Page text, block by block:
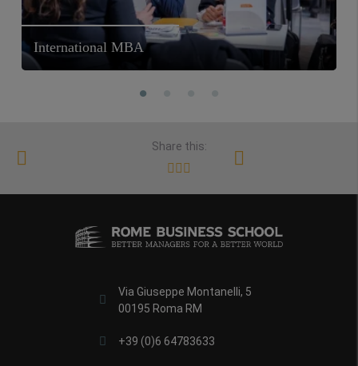
International MBA
Share this:
Via Giuseppe Montanelli, 5
00195 Roma RM
+39 (0)6 64783633